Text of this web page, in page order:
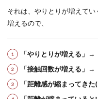
それは、やりとりが増えて
増えるので、
「やりとりが増える」→
「接触回数が増える」→
「距離感が縮まってき